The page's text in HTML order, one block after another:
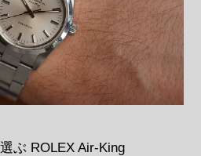
ぶ ROLEX Air-King